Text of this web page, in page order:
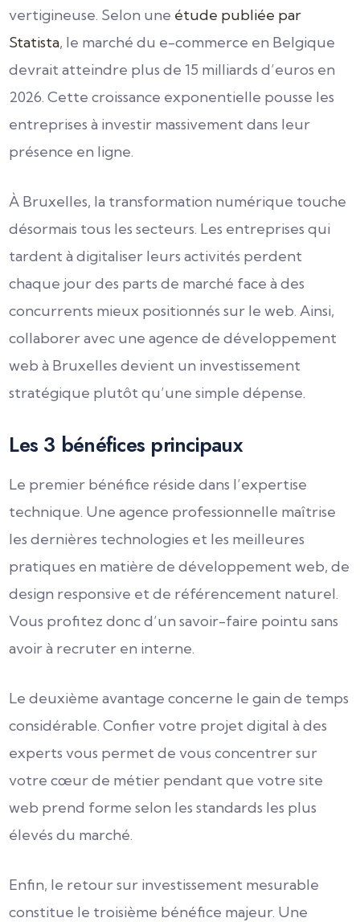
vertigineuse. Selon une étude publiée par
Statista, le marché du e-commerce en Belgique
devrait atteindre plus de 15 milliards d’euros en
2026. Cette croissance exponentielle pousse les
entreprises à investir massivement dans leur
présence en ligne.
À Bruxelles, la transformation numérique touche
désormais tous les secteurs. Les entreprises qui
tardent à digitaliser leurs activités perdent
chaque jour des parts de marché face à des
concurrents mieux positionnés sur le web. Ainsi,
collaborer avec une agence de développement
web à Bruxelles devient un investissement
stratégique plutôt qu’une simple dépense.
Les 3 bénéfices principaux
Le premier bénéfice réside dans l’expertise
technique. Une agence professionnelle maîtrise
les dernières technologies et les meilleures
pratiques en matière de développement web, de
design responsive et de référencement naturel.
Vous profitez donc d’un savoir-faire pointu sans
avoir à recruter en interne.
Le deuxième avantage concerne le gain de temps
considérable. Confier votre projet digital à des
experts vous permet de vous concentrer sur
votre cœur de métier pendant que votre site
web prend forme selon les standards les plus
élevés du marché.
Enfin, le retour sur investissement mesurable
constitue le troisième bénéfice majeur. Une